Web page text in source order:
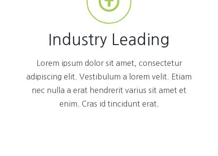
Industry Leading
Lorem ipsum dolor sit amet, consectetur
adipiscing elit. Vestibulum a lorem velit. Etiam
nec nulla a erat hendrerit varius sit amet et
enim. Cras id tincidunt erat.